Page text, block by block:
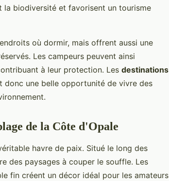
biodiversité et favorisent un tourisme
où dormir, mais offrent aussi une
Les campeurs peuvent ainsi
à leur protection. Les destinations
donc une belle opportunité de vivre des
de la Côte d'Opale
havre de paix. Situé le long des
des paysages à couper le souffle. Les
fin créent un décor idéal pour les amateurs